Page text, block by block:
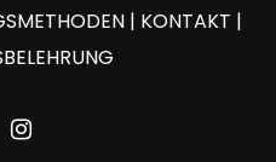
| KONTAKT |
instagram